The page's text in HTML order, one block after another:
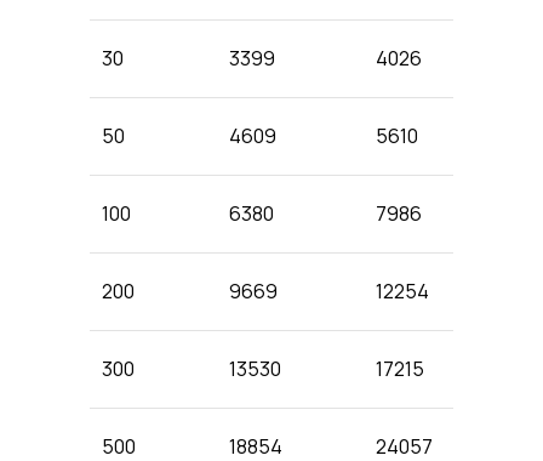
30 3399 4026
50 4609 5610
100 6380 7986
200 9669 12254
300 13530 17215
500 18854 24057